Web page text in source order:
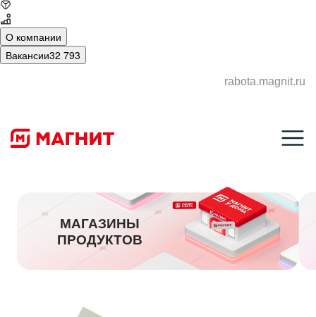
О компании
Вакансии32 793
rabota.magnit.ru
МАГАЗИНЫ
ПРОДУКТОВ